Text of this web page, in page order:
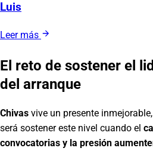
Luis
Leer más
El reto de sostener el
del arranque
Chivas vive un presente
será sostener este nivel cuando el
convocatorias y la presión